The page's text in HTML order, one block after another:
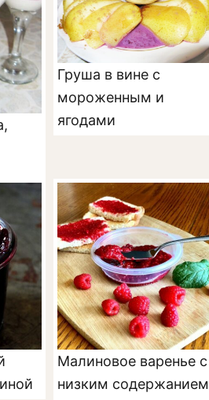
Груша в вине с
мороженным и
ягодами
Малиновое варенье с
низким содержанием